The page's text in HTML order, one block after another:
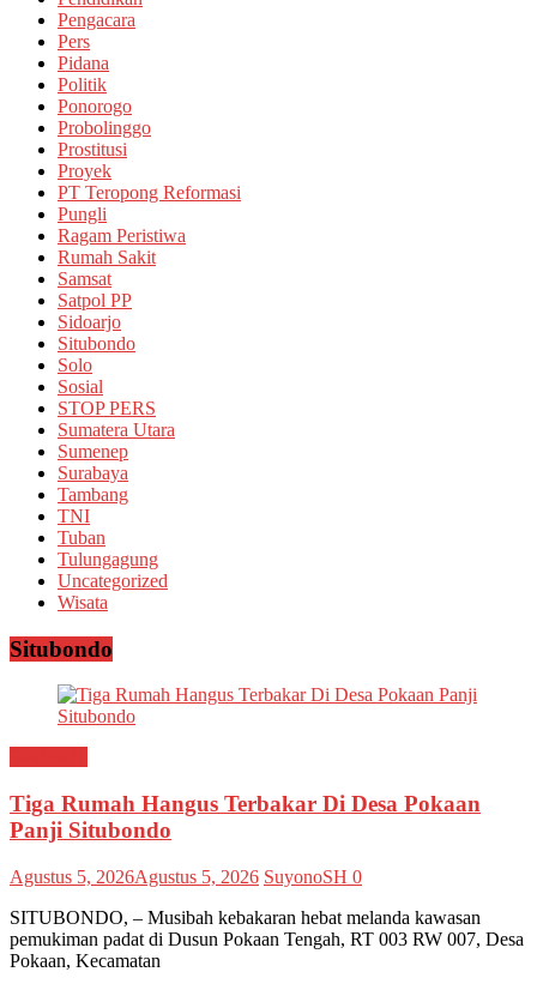
Pengacara
Pers
Pidana
Politik
Ponorogo
Probolinggo
Prostitusi
Proyek
PT Teropong Reformasi
Pungli
Ragam Peristiwa
Rumah Sakit
Samsat
Satpol PP
Sidoarjo
Situbondo
Solo
Sosial
STOP PERS
Sumatera Utara
Sumenep
Surabaya
Tambang
TNI
Tuban
Tulungagung
Uncategorized
Wisata
Situbondo
Tiga Rumah Hangus Terbakar Di Desa Pokaan
Panji Situbondo
Agustus 5, 2026Agustus 5, 2026 SuyonoSH 0
SITUBONDO, – Musibah kebakaran hebat melanda kawasan
pemukiman padat di Dusun Pokaan Tengah, RT 003 RW 007, Desa
Pokaan, Kecamatan